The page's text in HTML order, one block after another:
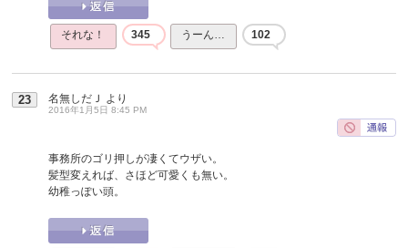
それな！ 345 うーん… 102
23 名無しだＪ より
2016年1月5日 8:45 PM
事務所のゴリ押しが凄くてウザい。
髪型変えれば、さほど可愛くも無い。
幼稚っぽい頭。